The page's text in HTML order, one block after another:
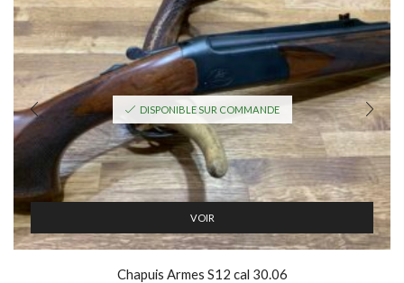
DISPONIBLE SUR COMMANDE
VOIR
Chapuis Armes S12 cal 30.06